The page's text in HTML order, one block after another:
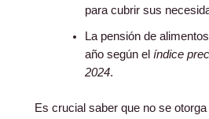
para cubrir sus
La pensión de
año según el índice
2024.
Es crucial saber que no se